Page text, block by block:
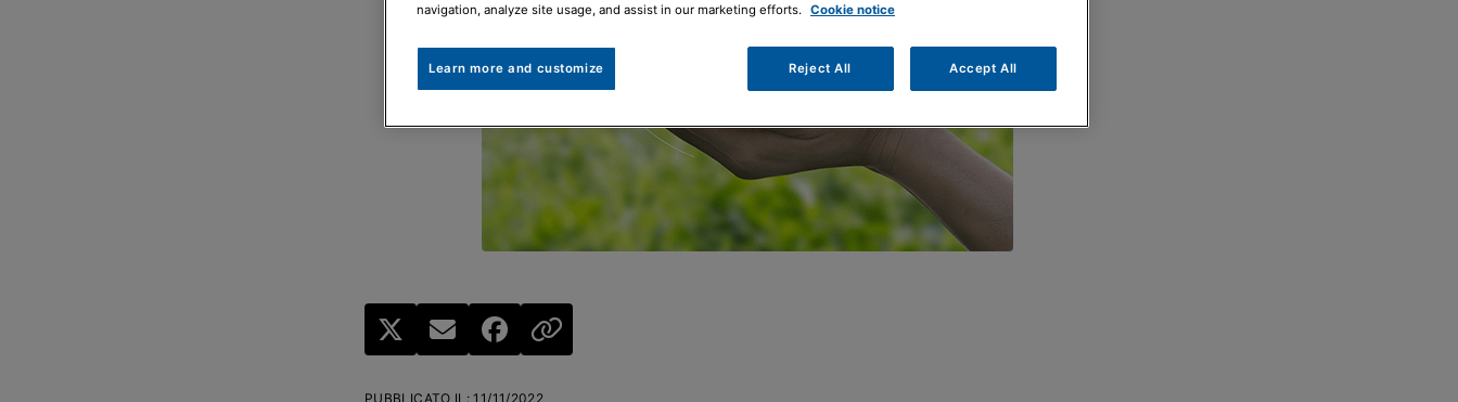
PUBBLICATO IL :11/11/2022
navigation, analyze site usage, and assist in our marketing efforts.
Cookie notice
Learn more and customize Reject All Accept All